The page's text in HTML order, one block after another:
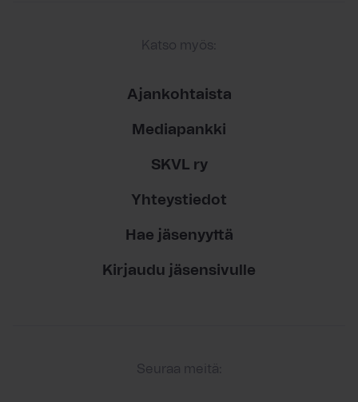
Katso myös:
Ajankohtaista
Mediapankki
SKVL ry
Yhteystiedot
Hae jäsenyyttä
Kirjaudu jäsensivulle
Seuraa meitä: